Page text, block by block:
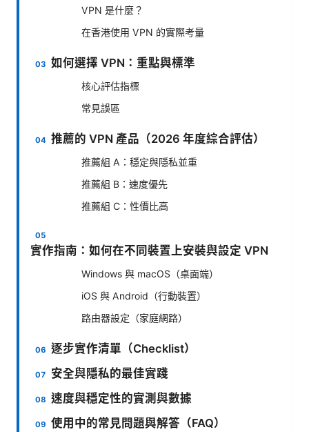
VPN 是什麼？
在香港使用 VPN 的實際考量
如何選擇 VPN：重點與標準
核心評估指標
常見誤區
推薦的 VPN 產品（2026 年度綜合評估）
推薦組 A：穩定與隱私並重
推薦組 B：速度優先
推薦組 C：性價比高
實作指南：如何在不同裝置上安裝與設定 VPN
Windows 與 macOS（桌面端）
iOS 與 Android（行動裝置）
路由器設定（家庭網路）
逐步實作清單（Checklist）
安全與隱私的最佳實踐
速度與穩定性的實測與數據
使用中的常見問題與解答（FAQ）